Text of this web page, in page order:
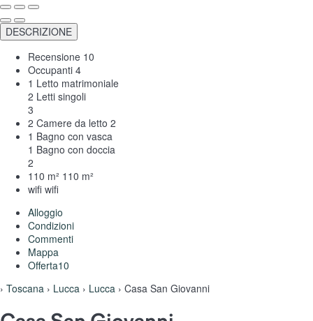
DESCRIZIONE
Recensione 10
Occupanti 4
1 Letto matrimoniale
2 Letti singoli
3
2 Camere da letto 2
1 Bagno con vasca
1 Bagno con doccia
2
110 m² 110 m²
wifi wifi
Alloggio
Condizioni
Commenti
Mappa
Offerta10
› Toscana › Lucca › Lucca › Casa San Giovanni